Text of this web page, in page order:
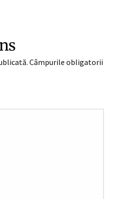
Câmpurile obligatorii